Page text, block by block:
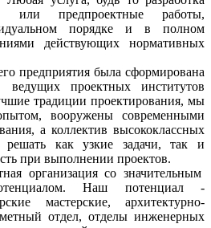
или предпроектные работы,
порядке и в полном
действующих нормативных
предприятия была сформирована
проектных институтов
традиции проектирования, мы
вооружены современными
а коллектив высококлассных
решать как узкие задачи, так и
при выполнении проектов.
организация со значительным
Наш потенциал -
мастерские, архитектурно-
отдел, отделы инженерных